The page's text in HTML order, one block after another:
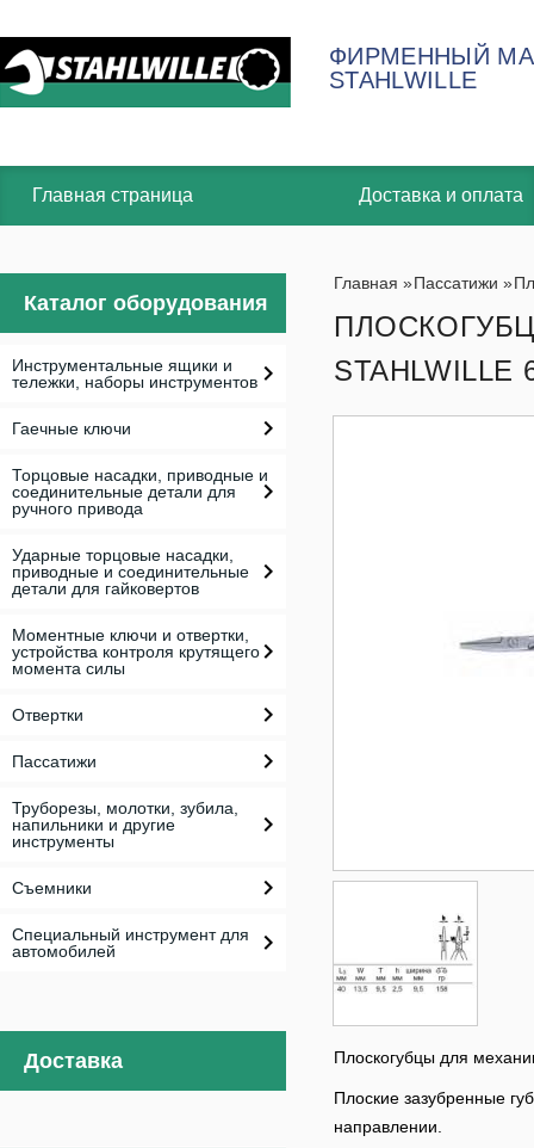
ФИРМЕННЫЙ
STAHLWILLE
Главная страница Доставка и оплата
Каталог оборудования
Инструментальные ящики и
тележки, наборы инструментов
Гаечные ключи
Торцовые насадки, приводные и
соединительные детали для
ручного привода
Ударные торцовые насадки,
приводные и соединительные
детали для гайковертов
Моментные ключи и отвертки,
устройства контроля крутящего
момента силы
Отвертки
Пассатижи
Труборезы, молотки, зубила,
напильники и другие
инструменты
Съемники
Специальный инструмент для
автомобилей
Доставка
Главная »Пассатижи »
STAHLWILLE
Плоскогубцы для
Плоские зазубренные
направлении.